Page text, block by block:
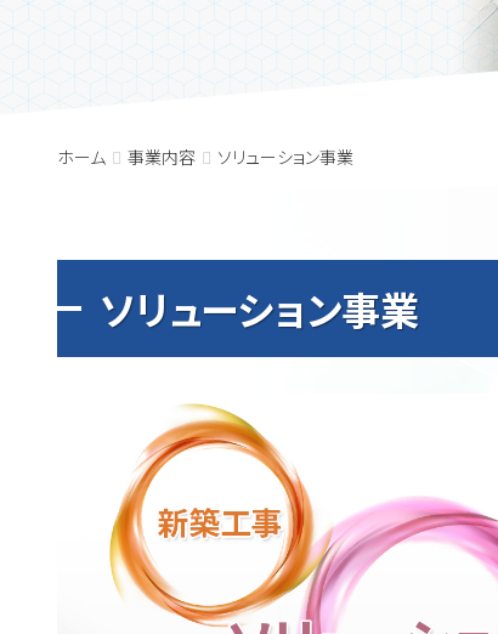
ホーム 事業内容 ソリューション事業
ソリューション事業